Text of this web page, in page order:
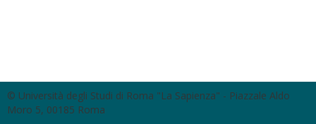
© Università degli Studi di Roma "La Sapienza" - Piazzale Aldo
Moro 5, 00185 Roma